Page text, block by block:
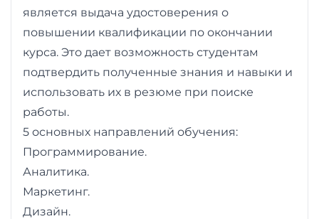
является выдача удостоверения о
повышении квалификации по окончании
курса. Это дает возможность студентам
подтвердить полученные знания и навыки и
использовать их в резюме при поиске
работы.
5 основных направлений обучения:
Программирование.
Аналитика.
Маркетинг.
Дизайн.